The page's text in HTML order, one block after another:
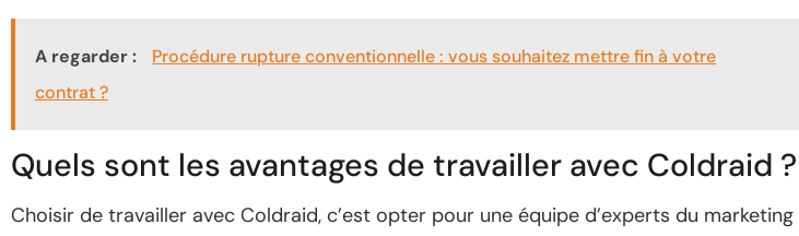
A regarder :
Procédure rupture conventionnelle : vous souhaitez mettre fin à votre
contrat ?
Quels sont les avantages de travailler avec Coldraid ?
Choisir de travailler avec Coldraid, c’est opter pour une équipe d’experts du marketing